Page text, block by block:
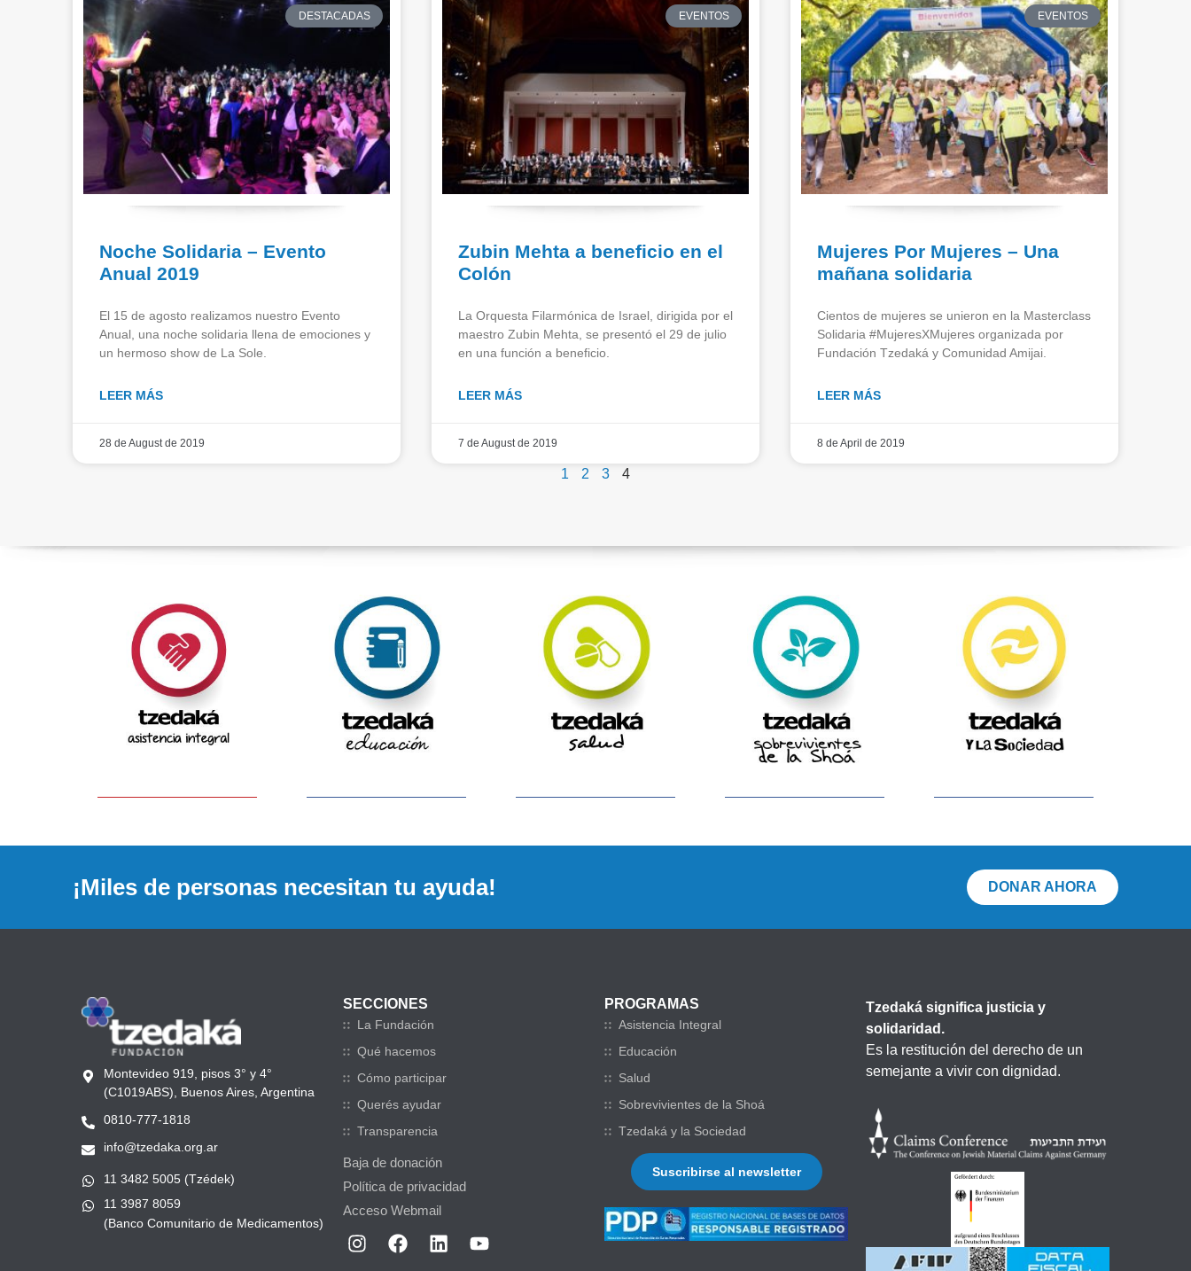
DESTACADAS
Noche Solidaria – Evento
Anual 2019
El 15 de agosto realizamos nuestro Evento
Anual, una noche solidaria llena de emociones y
un hermoso show de La Sole.
LEER MÁS
28 de August de 2019
EVENTOS
Zubin Mehta a beneficio en el
Colón
La Orquesta Filarmónica de Israel, dirigida por el
maestro Zubin Mehta, se presentó el 29 de julio
en una función a beneficio.
LEER MÁS
7 de August de 2019
EVENTOS
Mujeres Por Mujeres – Una
mañana solidaria
Cientos de mujeres se unieron en la Masterclass
Solidaria #MujeresXMujeres organizada por
Fundación Tzedaká y Comunidad Amijai.
LEER MÁS
8 de April de 2019
1 2 3 4
¡Miles de personas necesitan tu ayuda! DONAR AHORA
Montevideo 919, pisos 3° y 4°
(C1019ABS), Buenos Aires, Argentina
0810-777-1818
info@tzedaka.org.ar
11 3482 5005 (Tzédek)
11 3987 8059
(Banco Comunitario de Medicamentos)
SECCIONES
La Fundación
Qué hacemos
Cómo participar
Querés ayudar
Transparencia
Baja de donación
Política de privacidad
Acceso Webmail
PROGRAMAS
Asistencia Integral
Educación
Salud
Sobrevivientes de la Shoá
Tzedaká y la Sociedad
Suscribirse al newsletter
Tzedaká significa justicia y
solidaridad.
Es la restitución del derecho de un
semejante a vivir con dignidad.